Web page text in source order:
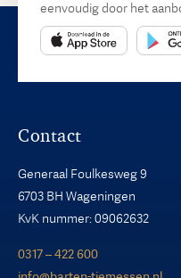
eenvoudig door het
Contact
Generaal Foulkesweg 9
6703 BH Wageningen
KvK nummer: 09062632
0317 – 422 600